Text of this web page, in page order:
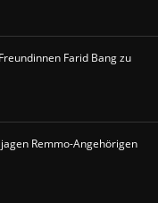
Farid Bang zu
Remmo-Angehörigen